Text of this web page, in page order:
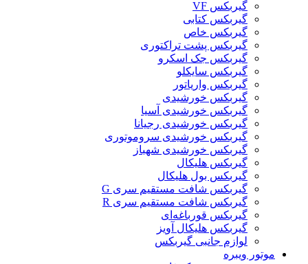
گیربکس VF
گیربکس کتابی
گیربکس خاص
گیربکس پشت تراکتوری
گیربکس جک اسکرو
گیربکس سایکلو
گیربکس واریاتور
گیربکس خورشیدی
گیربکس خورشیدی آسیا
گیربکس خورشیدی رجیانا
گیربکس خورشیدی سروموتوری
گیربکس خورشیدی شهباز
گیربکس هلیکال
گیربکس بول هلیکال
گیربکس شافت مستقیم سری G
گیربکس شافت مستقیم سری R
گیربکس قورباغه‌ای
گیربکس هلیکال آویز
لوازم جانبی گیربکس
موتور ویبره